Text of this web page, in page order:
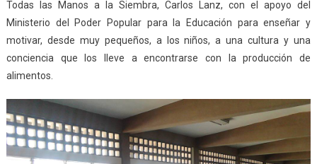
Todas las Manos a la Siembra, Carlos Lanz, con el apoyo del
Ministerio del Poder Popular para la Educación para enseñar y
motivar, desde muy pequeños, a los niños, a una cultura y una
conciencia que los lleve a encontrarse con la producción de
alimentos.